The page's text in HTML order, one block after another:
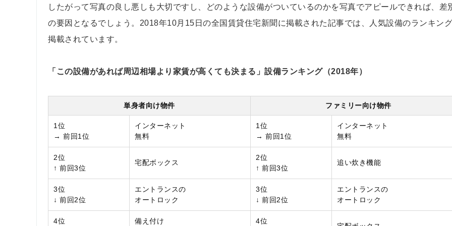
したがって写真の良し悪しも大切ですし、どのような設備がついているのかを写真でアピールできれば、差
の要因となるでしょう。2018年10月15日の全国賃貸住宅新聞に掲載された記事では、人気設備のランキン
掲載されています。
「この設備があれば周辺相場より家賃が高くても決まる」設備ランキング（2018年）
単身者向け物件 ファミリー向け物件
1位
→ 前回1位
インターネット
無料
1位
→ 前回1位
インターネット
無料
2位
↑ 前回3位
宅配ボックス
2位
↑ 前回3位
追い炊き機能
3位
↓ 前回2位
エントランスの
オートロック
3位
↓ 前回2位
エントランスの
オートロック
4位 備え付け 4位